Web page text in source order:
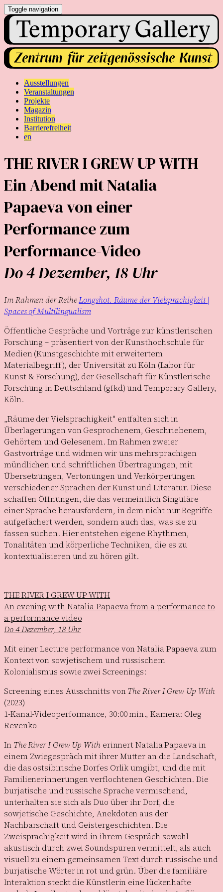
Toggle navigation
Ausstellungen
Veranstaltungen
Projekte
Magazin
Institution
Barrierefreiheit
en
THE RIVER I GREW UP WITH
Ein Abend mit Natalia
Papaeva von einer
Performance zum
Performance-Video
Do 4 Dezember, 18 Uhr
Im Rahmen der ReiheLongshot. Räume der Vielsprachigkeit |
Spaces of Multilingualism
Öffentliche Gespräche und Vorträge zur künstlerischen
Forschung – präsentiert von der Kunsthochschule für
Medien (Kunstgeschichte mit erweitertem
Materialbegriff), der Universität zu Köln (Labor für
Kunst & Forschung), der Gesellschaft für Künstlerische
Forschung in Deutschland (gfkd) und Temporary Gallery,
Köln.
„Räume der Vielsprachigkeit" entfalten sich in
Überlagerungen von Gesprochenem, Geschriebenem,
Gehörtem und Gelesenem. Im Rahmen zweier
Gastvorträge und widmen wir uns mehrsprachigen
mündlichen und schriftlichen Übertragungen, mit
Übersetzungen, Vertonungen und Verkörperungen
verschiedener Sprachen der Kunst und Literatur. Diese
schaffen Öffnungen, die das vermeintlich Singuläre
einer Sprache herausfordern, in dem nicht nur Begriffe
aufgefächert werden, sondern auch das, was sie zu
fassen suchen. Hier entstehen eigene Rhythmen,
Tonalitäten und körperliche Techniken, die es zu
kontextualisieren und zu hören gilt.
THE RIVER I GREW UP WITH
An evening with Natalia Papaeva from a performance to
a performance video
Do 4 Dezember, 18 Uhr
Mit einer Lecture performance von Natalia Papaeva zum
Kontext von sowjetischem und russischem
Kolonialismus sowie zwei Screenings:
Screening eines Ausschnitts vonThe River I Grew Up With
(2023)
1-Kanal-Videoperformance, 30:00 min., Kamera: Oleg
Revenko
In The River I Grew Up Witherinnert Natalia Papaeva in
einem Zwiegespräch mit ihrer Mutter an die Landschaft,
die das ostsibirische Dorfes Orlik umgibt, und die mit
Familienerinnerungen verflochtenen Geschichten. Die
burjatische und russische Sprache vermischend,
unterhalten sie sich als Duo über ihr Dorf, die
sowjetische Geschichte, Anekdoten aus der
Nachbarschaft und Geistergeschichten. Die
Zweisprachigkeit wird in ihrem Gespräch sowohl
akustisch durch zwei Soundspuren vermittelt, als auch
visuell zu einem gemeinsamen Text durch russische und
burjatische Wörter in rot und grün. Über die familiäre
Interaktion steckt die Künstlerin eine lückenhafte